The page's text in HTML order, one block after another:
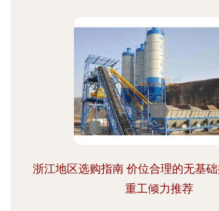
浙江地区选购指南 价位合理的无基
重工倾力推荐